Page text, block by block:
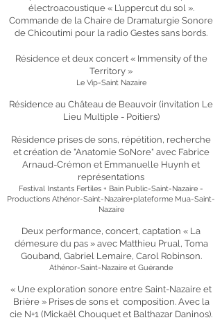
électroacoustique « L’uppercut du sol ».
Commande de la Chaire de Dramaturgie Sonore
de Chicoutimi pour la radio Gestes sans bords.
Résidence et deux concert « Immensity of the
Territory »
Le Vip-Saint Nazaire
Résidence au Château de Beauvoir (invitation Le
Lieu Multiple - Poitiers)
Résidence prises de sons, répétition, recherche
et création de "Anatomie SoNore" avec Fabrice
Arnaud-Crémon et Emmanuelle Huynh et
représentations
Festival Instants Fertiles + Bain Public-Saint-Nazaire -
Productions Athénor-Saint-Nazaire+plateforme Mua-Saint-
Nazaire
Deux performance, concert, captation « La
démesure du pas » avec Matthieu Prual, Toma
Gouband, Gabriel Lemaire, Carol Robinson.
Athénor-Saint-Nazaire et Guérande
« Une exploration sonore entre Saint-Nazaire et
Brière » Prises de sons et composition. Avec la
cie N+1 (Mickaël Chouquet et Balthazar Daninos).